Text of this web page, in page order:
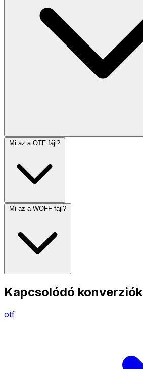
Mi az a OTF fájl?
Mi az a WOFF fájl?
Kapcsolódó konverziók
otf